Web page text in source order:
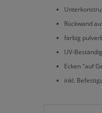
Rückwand
farbig
UV-
Ecken "auf
inkl.